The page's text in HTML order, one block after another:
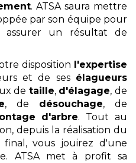
. ATSA saura mettre
par son équipe pour
assurer un résultat de
disposition
l'expertise
et de ses élagueurs
de taille, d'élagage, de
, de désouchage, de
d'arbre. Tout au
depuis la réalisation du
vous jouirez d'une
ATSA met à profit sa